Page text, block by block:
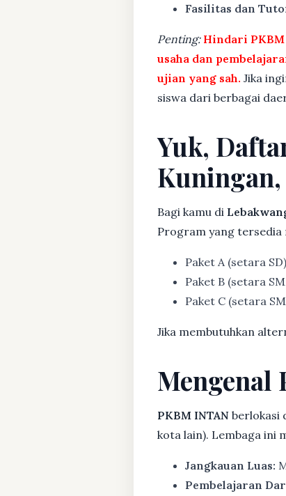
Fasilitas dan
Penting: Hindari
usaha dan
ujian yang sah. Jika
siswa dari berbagai
Yuk,
Kuningan,
Bagi kamu di
Program yang tersedia
Paket A (setara
Paket B (setara
Paket C (setara
Jika membutuhkan
Mengenal
PKBM INTAN berlokasi
kota lain). Lembaga ini
Jangkauan Luas:
Pembelajaran